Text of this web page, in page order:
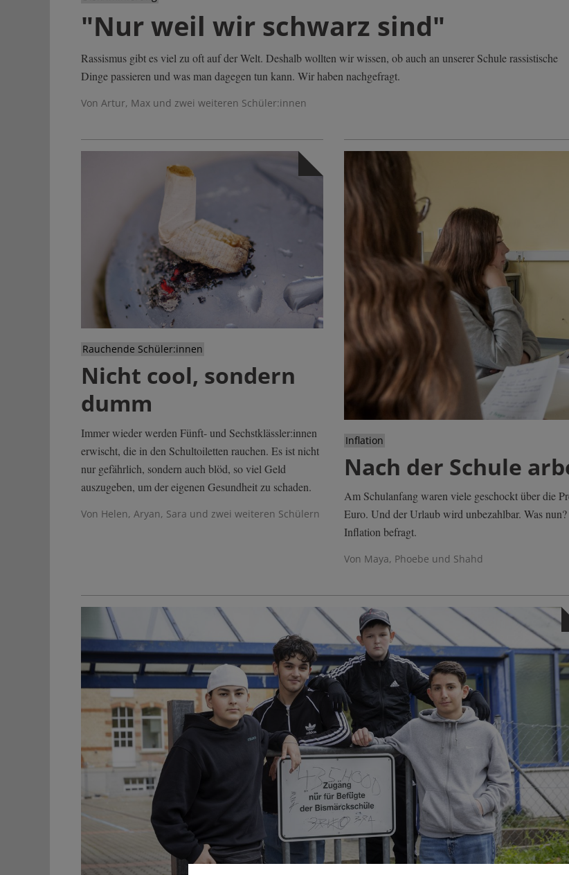
"Nur weil wir schwarz sind"
Rassismus gibt es viel zu oft auf der Welt. Deshalb wollten wir wissen, ob auch an unserer Schule rassistische
Dinge passieren und was man dagegen tun kann. Wir haben nachgefragt.
Von Artur, Max und zwei weiteren Schüler:innen
Rauchende Schüler:innen
Nicht cool, sondern
dumm
Immer wieder werden Fünft- und Sechstklässler:innen
erwischt, die in den Schultoiletten rauchen. Es ist nicht
nur gefährlich, sondern auch blöd, so viel Geld
auszugeben, um der eigenen Gesundheit zu schaden.
Von Helen, Aryan, Sara und zwei weiteren Schülern
Inflation
Nach der Schule
Am Schulanfang waren viele geschockt über die
Euro. Und der Urlaub wird unbezahlbar. Was
Inflation befragt.
Von Maya, Phoebe und Shahd